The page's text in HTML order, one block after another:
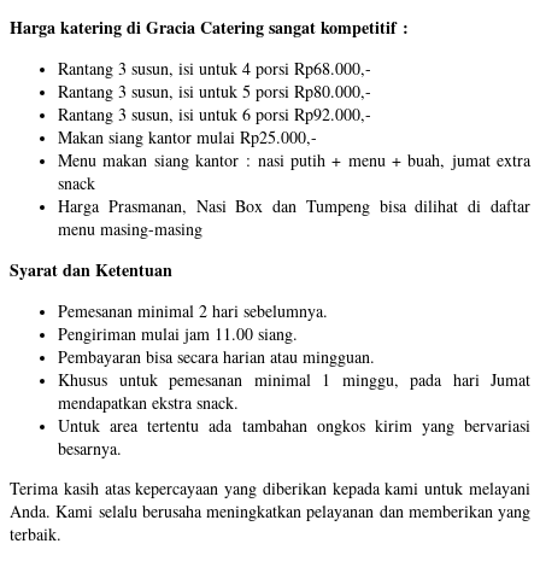
Harga katering di Gracia Catering sangat kompetitif :
Rantang 3 susun, isi untuk 4 porsi Rp68.000,-
Rantang 3 susun, isi untuk 5 porsi Rp80.000,-
Rantang 3 susun, isi untuk 6 porsi Rp92.000,-
Makan siang kantor mulai Rp25.000,-
Menu makan siang kantor : nasi putih + menu + buah, jumat extra
snack
Harga Prasmanan, Nasi Box dan Tumpeng bisa dilihat di daftar
menu masing-masing
Syarat dan Ketentuan
Pemesanan minimal 2 hari sebelumnya.
Pengiriman mulai jam 11.00 siang.
Pembayaran bisa secara harian atau mingguan.
Khusus untuk pemesanan minimal 1 minggu, pada hari Jumat
mendapatkan ekstra snack.
Untuk area tertentu ada tambahan ongkos kirim yang bervariasi
besarnya.
Terima kasih atas kepercayaan yang diberikan kepada kami untuk melayani
Anda. Kami selalu berusaha meningkatkan pelayanan dan memberikan yang
terbaik.